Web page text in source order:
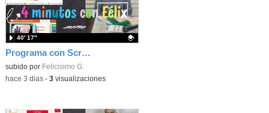
Programa con Scratch, 8 diferentes juegos para vivir la emoción de los partidos de España en el mundial 2026
Contenido educativo.
subido por Felicisimo G.
40′ 17″
-hace 3 dias- 3visualizaciones